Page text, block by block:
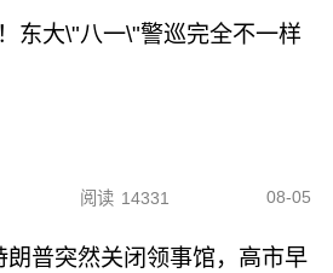
东大\"八一\"警巡完全不一样
阅读 14331 08-05
朗普突然关闭领事馆，高市早